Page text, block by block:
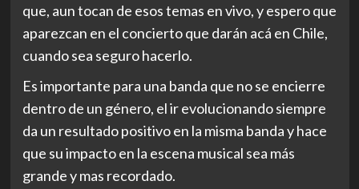
que, aun tocan de esos temas en vivo, y espero que
aparezcan en el concierto que darán acá en Chile,
cuando sea seguro hacerlo.
Es importante para una banda que no se encierre
dentro de un género, el ir evolucionando siempre
da un resultado positivo en la misma banda y hace
que su impacto en la escena musical sea más
grande y mas recordado.